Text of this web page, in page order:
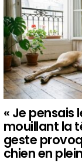
« Je pensais
mouillant la
geste
chien en